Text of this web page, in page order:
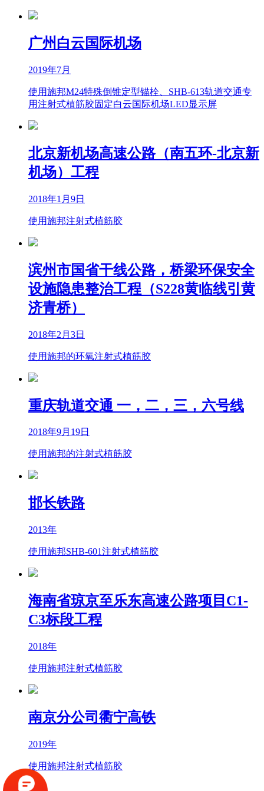
广州白云国际机场
2019年7月
使用施邦M24特殊倒锥定型锚栓、SHB-613轨道交通专
用注射式植筋胶固定白云国际机场LED显示屏
北京新机场高速公路（南五环-北京新
机场）工程
2018年1月9日
使用施邦注射式植筋胶
滨州市国省干线公路，桥梁环保安全
设施隐患整治工程（S228黄临线引黄
济青桥）
2018年2月3日
使用施邦的环氧注射式植筋胶
重庆轨道交通 一，二，三，六号线
2018年9月19日
使用施邦的注射式植筋胶
邯长铁路
2013年
使用施邦SHB-601注射式植筋胶
海南省琼京至乐东高速公路项目C1-
C3标段工程
2018年
使用施邦注射式植筋胶
南京分公司衢宁高铁
2019年
使用施邦注射式植筋胶